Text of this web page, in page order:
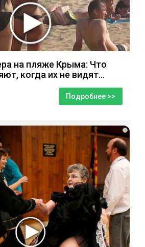
на пляже Крыма: Что
когда их не видят...
Подробнее >>
i